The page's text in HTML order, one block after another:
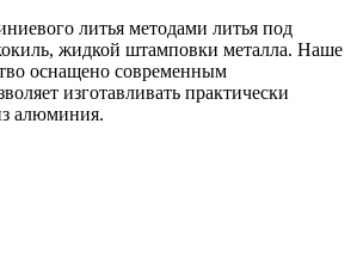
литья методами литья под
жидкой штамповки металла. Наше
оснащено современным
изготавливать практически
алюминия.